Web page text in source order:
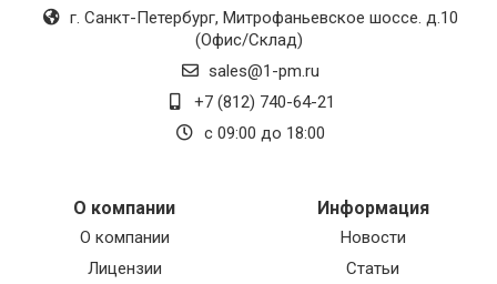
г. Санкт-Петербург, Митрофаньевское шоссе. д.10
(Офис/Склад)
sales@1-pm.ru
+7 (812) 740-64-21
с 09:00 до 18:00
О компании
О компании
Лицензии
Информация
Новости
Статьи